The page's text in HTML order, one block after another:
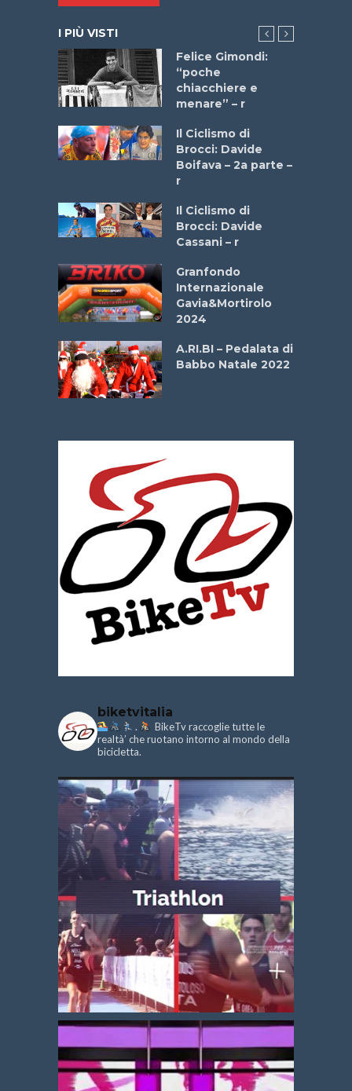
I PIÙ VISTI
Felice Gimondi:
“poche
chiacchiere e
menare” – r
Il Ciclismo di
Brocci: Davide
Boifava – 2a parte –
r
Il Ciclismo di
Brocci: Davide
Cassani – r
Granfondo
Internazionale
Gavia&Mortirolo
2024
A.RI.BI – Pedalata di
Babbo Natale 2022
biketvitalia
.
BikeTv raccoglie tutte le
realtà’ che ruotano intorno al mondo della
bicicletta.